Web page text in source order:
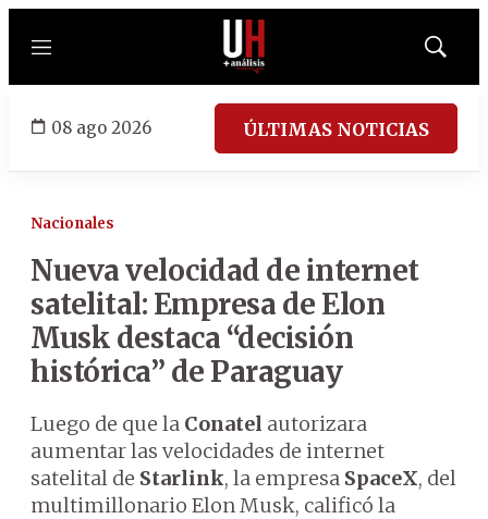
Menú
Mostrar
08 ago 2026 ÚLTIMAS NOTICIAS
Nacionales
Nueva velocidad de internet
satelital: Empresa de Elon
Musk destaca “decisión
histórica” de Paraguay
Luego de que la Conatel autorizara
aumentar las velocidades de internet
satelital de Starlink, la empresa SpaceX, del
multimillonario Elon Musk, calificó la